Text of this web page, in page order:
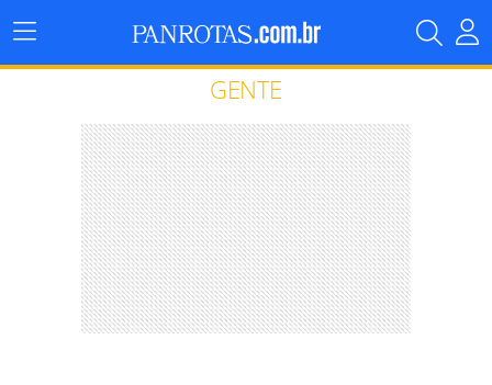
Menu
Principal
GENTE